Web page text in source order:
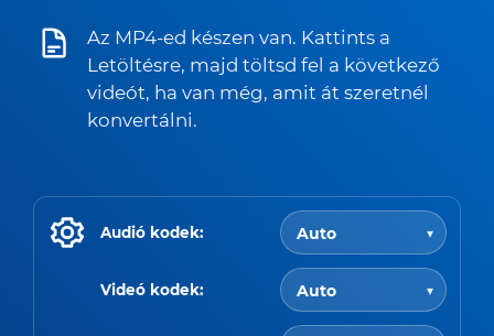
Az MP4-ed készen van. Kattints a
Letöltésre, majd töltsd fel a következő
videót, ha van még, amit át szeretnél
konvertálni.
Audió kodek:
Videó kodek: